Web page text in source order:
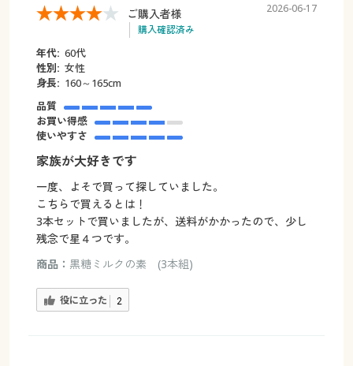
ご購入者様
購入確認済み
2026-06-17
年代: 60代
性別: 女性
身長: 160～165cm
品質
お買い得感
使いやすさ
家族が大好きです
一度、よそで買って探していました。
こちらで買えるとは！
3本セットで買いましたが、送料がかかったので、少し
残念で星４つです。
商品： 黒糖ミルクの素 (3本組)
役に立った 2